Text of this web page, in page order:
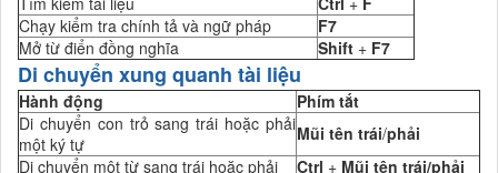
Chạy kiểm tra chính tả và ngữ pháp
F7
Mở từ điển đồng nghĩa
Shift + F7
Di chuyển xung quanh tài liệu
Hành động
Phím tắt
Di chuyển con trỏ sang trái hoặc phải
một ký tự
Mũi tên trái/phải
Di chuyển một từ sang trái hoặc phải
Ctrl + Mũi tên trái/phải